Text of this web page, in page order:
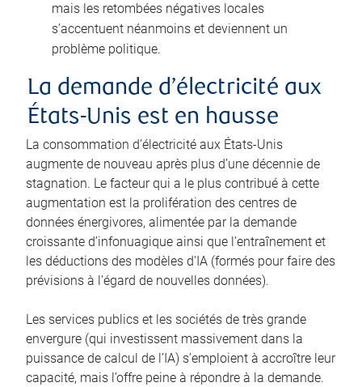
mais les retombées négatives locales
s’accentuent néanmoins et deviennent un
problème politique.
La demande d’électricité aux
États-Unis est en hausse
La consommation d’électricité aux États-Unis
augmente de nouveau après plus d’une décennie de
stagnation. Le facteur qui a le plus contribué à cette
augmentation est la prolifération des centres de
données énergivores, alimentée par la demande
croissante d’infonuagique ainsi que l’entraînement et
les déductions des modèles d’IA (formés pour faire des
prévisions à l’égard de nouvelles données).
Les services publics et les sociétés de très grande
envergure (qui investissent massivement dans la
puissance de calcul de l’IA) s’emploient à accroître leur
capacité, mais l’offre peine à répondre à la demande.